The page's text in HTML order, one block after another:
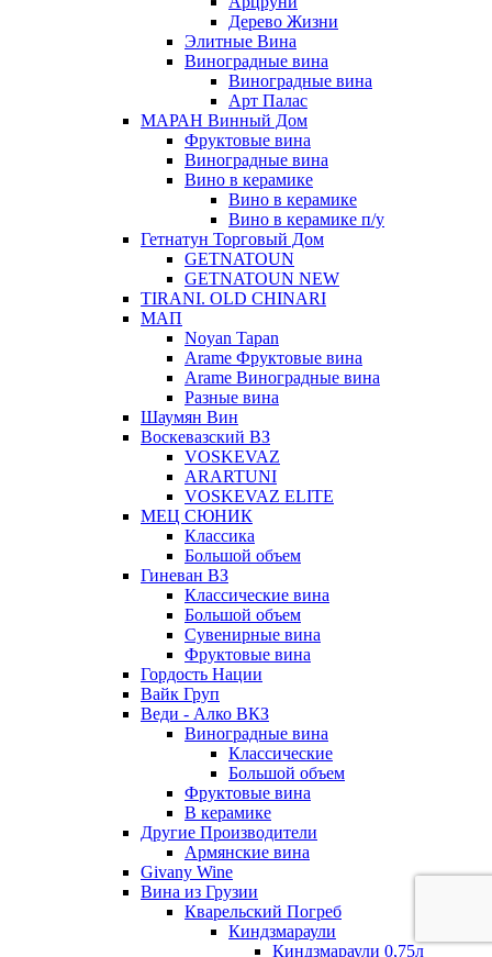
Дерево Жизни
Элитные Вина
Виноградные вина
Виноградные вина
Арт Палас
МАРАН Винный Дом
Фруктовые вина
Виноградные вина
Вино в керамике
Вино в керамике
Вино в керамике п/у
Гетнатун Торговый Дом
GETNATOUN
GETNATOUN NEW
TIRANI. OLD CHINARI
МАП
Noyan Tapan
Arame Фруктовые вина
Arame Виноградные вина
Разные вина
Шаумян Вин
Воскевазский ВЗ
VOSKEVAZ
ARARTUNI
VOSKEVAZ ELITE
МЕЦ СЮНИК
Классика
Большой объем
Гиневан ВЗ
Классические вина
Большой объем
Сувенирные вина
Фруктовые вина
Гордость Нации
Вайк Груп
Веди - Алко ВКЗ
Виноградные вина
Классические
Большой объем
Фруктовые вина
В керамике
Другие Производители
Армянские вина
Givany Wine
Вина из Грузии
Кварельский Погреб
Киндзмараули
Киндзмараули 0,75л